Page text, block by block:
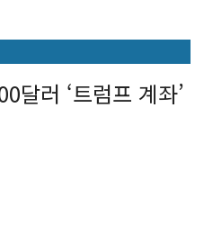
달러 ‘트럼프 계좌’